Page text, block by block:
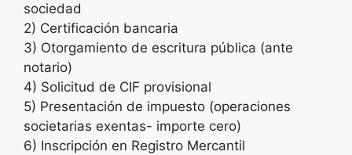
sociedad
2) Certificación bancaria
3) Otorgamiento de escritura pública (ante
notario)
4) Solicitud de CIF provisional
5) Presentación de impuesto (operaciones
societarias exentas- importe cero)
6) Inscripción en Registro Mercantil